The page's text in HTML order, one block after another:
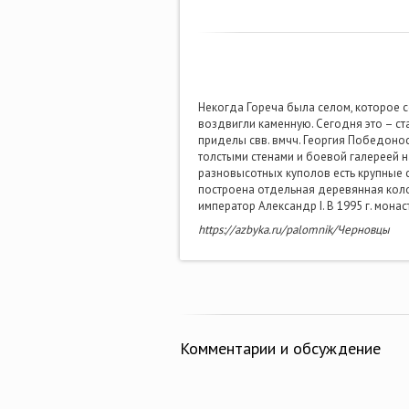
Некогда Гореча была селом, которое
воздвигли каменную. Сегодня это –
приделы свв. вмчч. Георгия
толстыми стенами и боевой галереей
разновысотных куполов есть
построена отдельная деревянная
император Александр I. В 1995 г.
https://azbyka.ru/palomnik/Черновцы
Комментарии и обсуждение